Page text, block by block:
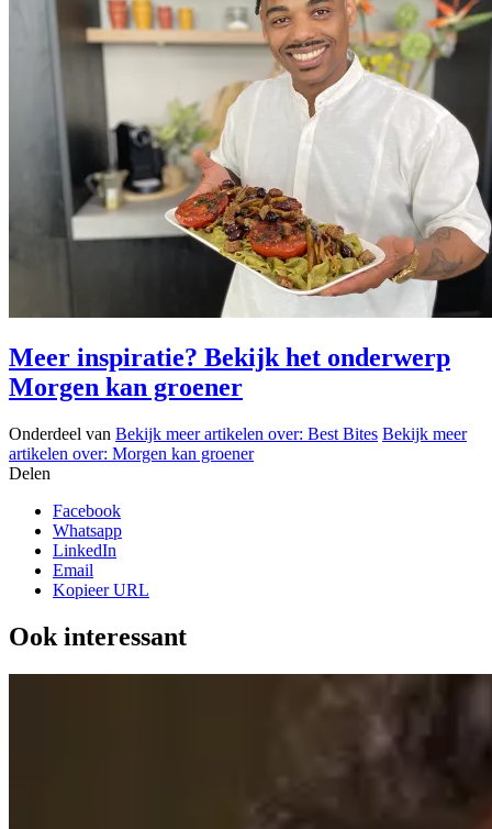
Meer inspiratie? Bekijk het onderwerp
Morgen kan groener
Onderdeel van Bekijk meer artikelen over: Best Bites Bekijk meer
artikelen over: Morgen kan groener
Delen
Facebook
Whatsapp
LinkedIn
Email
Kopieer URL
Ook interessant